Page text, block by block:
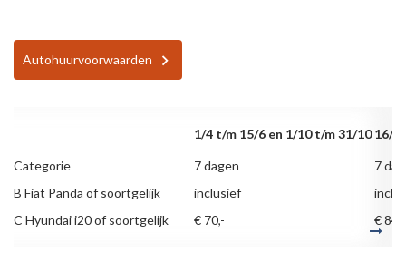
Autohuurvoorwaarden
1/4 t/m 15/6 en 1/10 t/m 31/10 16/6
Categorie 7 dagen
7
B Fiat Panda of soortgelijk
inclusief
C Hyundai i20 of soortgelijk
€ 70,- € 84,-